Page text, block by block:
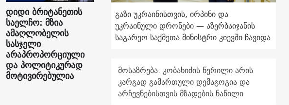
დიდი ბრიტანეთის
საელჩო: მზია
ამაღლობელის
სასჯელი
არაპროპორციული
და პოლიტიკურად
მოტივირებულია
გაზი უკრაინისთვის, ირპინი და
უკრაინული დრონები — აზერბაიჯანის
საგარეო საქმეთა მინისტრი კიევში ჩავიდა
მოსაზრება: კობახიძის წერილი არის
კარგად გამართული დემაგოგია და
არჩევნებისთვის მზადების ნაწილი